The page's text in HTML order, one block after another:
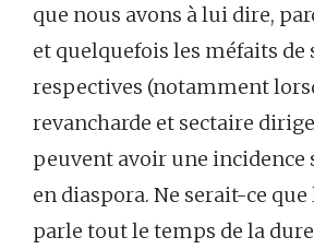
que nous avons à lui dire,
et quelquefois les méfaits de
respectives (notamment
revancharde et sectaire
peuvent avoir une incidence
en diaspora. Ne serait-ce que
parle tout le temps de la